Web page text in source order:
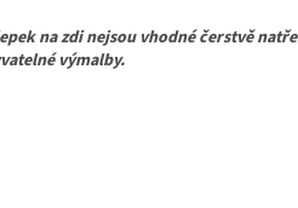
zdi nejsou vhodné čerstvě
výmalby.